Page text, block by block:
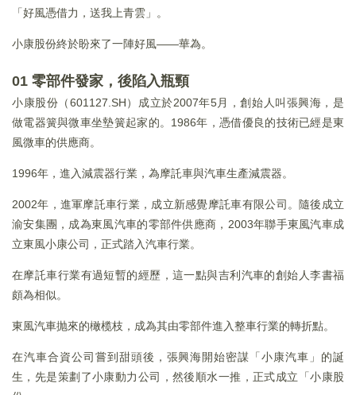
「好風憑借力，送我上青雲」。
小康股份終於盼來了一陣好風——華為。
01 零部件發家，後陷入瓶頸
小康股份（601127.SH）成立於2007年5月，創始人叫張興海，是
做電器簧與微車坐墊簧起家的。1986年，憑借優良的技術已經是東
風微車的供應商。
1996年，進入減震器行業，為摩託車與汽車生產減震器。
2002年，進軍摩託車行業，成立新感覺摩託車有限公司。隨後成立
渝安集團，成為東風汽車的零部件供應商，2003年聯手東風汽車成
立東風小康公司，正式踏入汽車行業。
在摩託車行業有過短暫的經歷，這一點與吉利汽車的創始人李書福
頗為相似。
東風汽車抛來的橄榄枝，成為其由零部件進入整車行業的轉折點。
在汽車合資公司嘗到甜頭後，張興海開始密謀「小康汽車」的誕
生，先是策劃了小康動力公司，然後順水一推，正式成立「小康股